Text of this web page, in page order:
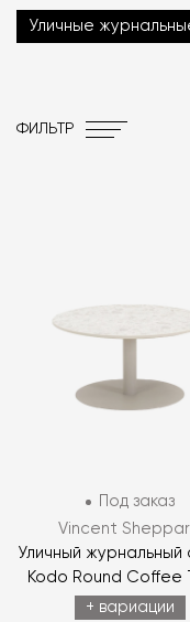
Уличные
ФИЛЬТР
Под заказ
Vincent
Уличный журнальный
Kodo Round Coffee
+ вариации